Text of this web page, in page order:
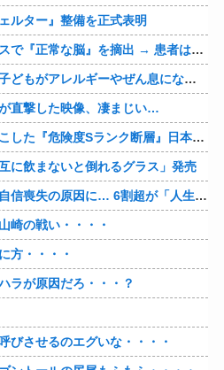
ルター』整備を正式表明
脳』を摘出 → 患者は自発呼吸不可能な植物状態に
ぜん息になりにくい『農場効果』を引き起こす細菌が判明
直撃した映像、凄まじい…
ランク断層』日本のド真ん中に10カ所もあると判明
に飲まないと倒れるグラス」発売
失の原因に… 6割超が「人生の敗者」自認
崎の戦い・・・・
方・・・・
ラが原因だろ・・・？
びさせるのエグいな・・・・